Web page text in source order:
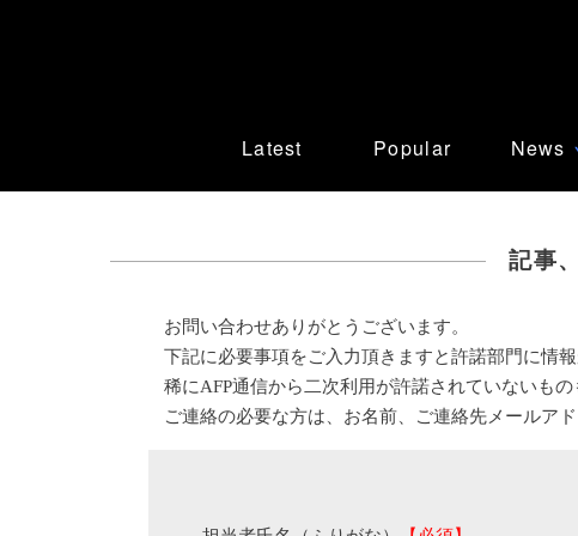
Latest Popular News
記事
お問い合わせありがとうございます。
下記に必要事項をご入力頂きますと許諾部門に情
稀にAFP通信から二次利用が許諾されていないも
ご連絡の必要な方は、お名前、ご連絡先メールア